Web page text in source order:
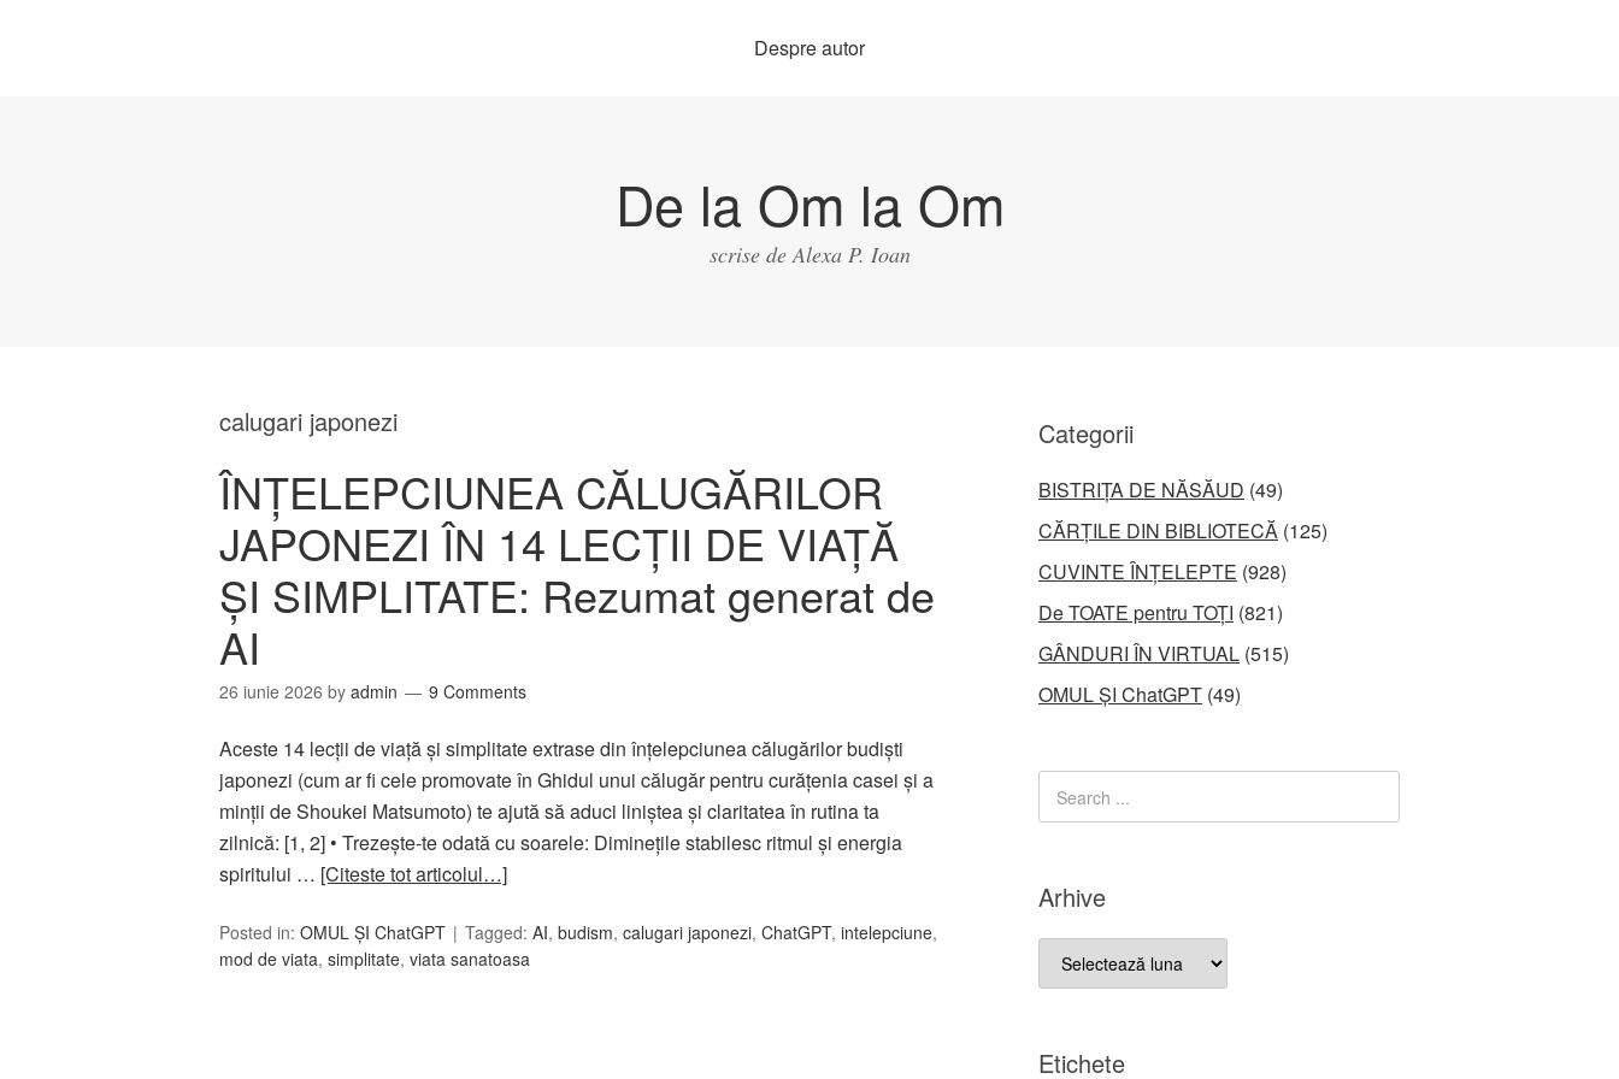
Despre autor
De la Om la Om
scrise de Alexa P. Ioan
calugari japonezi
ÎNȚELEPCIUNEA CĂLUGĂRILOR
JAPONEZI ÎN 14 LECȚII DE VIAȚĂ
ȘI SIMPLITATE: Rezumat generat de
AI
26 iunie 2026 by admin 9 Comments
Aceste 14 lecții de viață și simplitate extrase din înțelepciunea călugărilor budiști
japonezi (cum ar fi cele promovate în Ghidul unui călugăr pentru curățenia casei și a
minții de Shoukei Matsumoto) te ajută să aduci liniștea și claritatea în rutina ta
zilnică: [1, 2] • Trezește-te odată cu soarele: Diminețile stabilesc ritmul și energia
spiritului … [Citeste tot articolul…]
Posted in: OMUL ȘI ChatGPT Tagged: AI, budism, calugari japonezi, ChatGPT, intelepciune,
mod de viata, simplitate, viata sanatoasa
Categorii
BISTRIȚA DE NĂSĂUD (49)
CĂRȚILE DIN BIBLIOTECĂ (125)
CUVINTE ÎNȚELEPTE (928)
De TOATE pentru TOȚI (821)
GÂNDURI ÎN VIRTUAL (515)
OMUL ȘI ChatGPT (49)
Arhive
Arhive
Etichete